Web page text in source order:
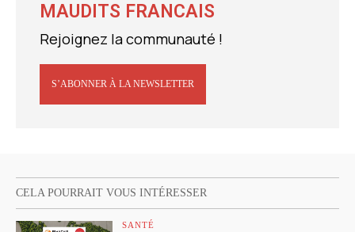
MAUDITS FRANCAIS
Rejoignez la communauté !
S’ABONNER À LA NEWSLETTER
CELA POURRAIT VOUS INTÉRESSER
SANTÉ